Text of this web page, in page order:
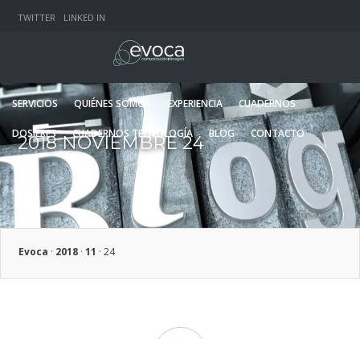
TWITTER LINKED IN
SERVICIOS QUIÉNES SOMOS EXPERIENCIA CUADERNOS
DOSIERES CUADERNOS TECNOLOGÍA BLOG CONTACTO
2018 NOVIEMBRE 24
Evoca · 2018 ·11 ·24